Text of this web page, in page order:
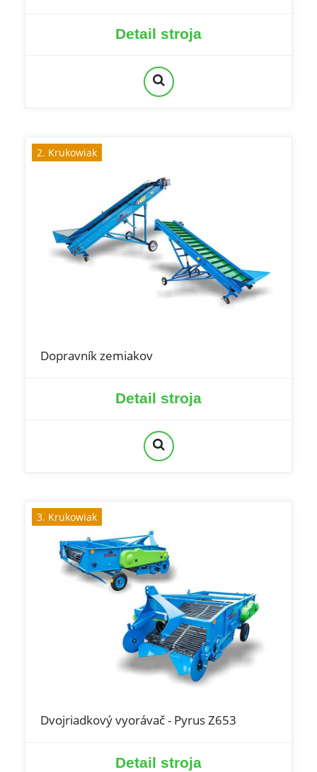
Detail stroja
2. Krukowiak
Dopravník zemiakov
Detail stroja
3. Krukowiak
Dvojriadkový vyorávač - Pyrus Z653
Detail stroja